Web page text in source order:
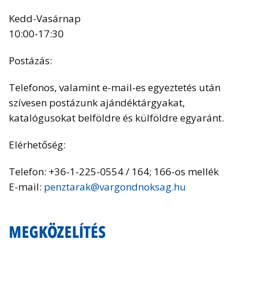
Kedd-Vasárnap
10:00-17:30
Postázás:
Telefonos, valamint e-mail-es egyeztetés után
szívesen postázunk ajándéktárgyakat,
katalógusokat belföldre és külföldre egyaránt.
Elérhetőség:
Telefon: +36-1-225-0554 / 164; 166-os mellék
E-mail: penztarak@vargondnoksag.hu
MEGKÖZELÍTÉS